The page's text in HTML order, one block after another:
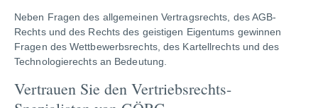
Neben Fragen des allgemeinen Vertragsrechts, des AGB-
Rechts und des Rechts des geistigen Eigentums gewinnen
Fragen des Wettbewerbsrechts, des Kartellrechts und des
Technologierechts an Bedeutung.
Vertrauen Sie den Vertriebsrechts-